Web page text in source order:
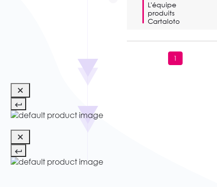
L'équipe
produits
Cartaloto
1